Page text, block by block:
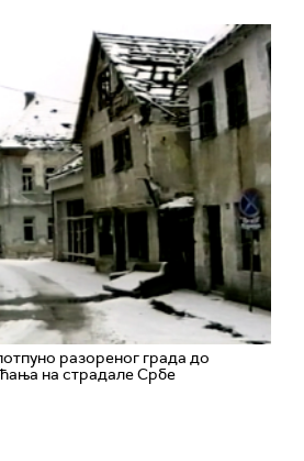
разореног града до
на страдале Србе